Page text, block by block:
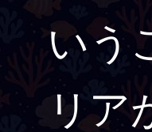
いう
リア